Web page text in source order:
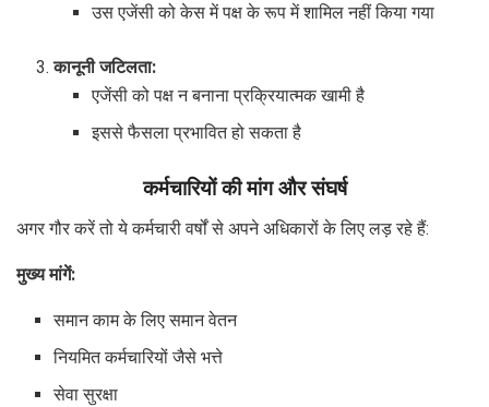
उस एजेंसी को केस में पक्ष के रूप में शामिल नहीं किया गया
कानूनी जटिलता:
एजेंसी को पक्ष न बनाना प्रक्रियात्मक खामी है
इससे फैसला प्रभावित हो सकता है
कर्मचारियों की मांग और संघर्ष
अगर गौर करें तो ये कर्मचारी वर्षों से अपने अधिकारों के लिए लड़ रहे हैं:
मुख्य मांगें:
समान काम के लिए समान वेतन
नियमित कर्मचारियों जैसे भत्ते
सेवा सुरक्षा